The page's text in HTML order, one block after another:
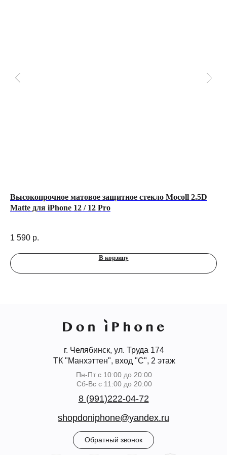
Высокопрочное матовое защитное стекло Mocoll 2.5D
Matte для iPhone 12 / 12 Pro
1 590 р.
В корзину
г. Челябинск, ул. Труда 174
ТК "Манхэттен", вход "С", 2 этаж
Пн-Пт с 10:00 до 20:00
Сб-Вс с 11:00 до 20:00
Обратный звонок
8 (991)222-04-72
shopdoniphone@yandex.ru